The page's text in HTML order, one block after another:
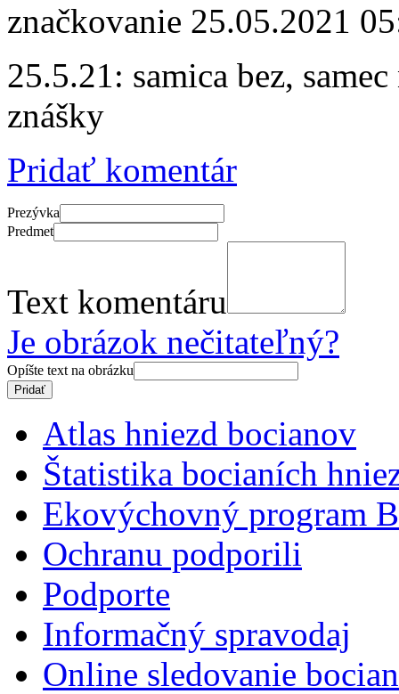
značkovanie 25.05.2021
25.5.21: samica bez,
znášky
Pridať komentár
Prezývka
Predmet
Text komentáru
Je obrázok nečitateľný?
Opíšte text na obrázku
Atlas hniezd bocianov
Štatistika bocianích
Ekovýchovný program
Ochranu podporili
Podporte
Informačný spravodaj
Online sledovanie